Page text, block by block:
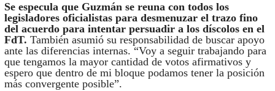
Se especula que Guzmán se reuna con todos los
legisladores oficialistas para desmenuzar el trazo fino
del acuerdo para intentar persuadir a los díscolos en el
FdT. También asumió su responsabilidad de buscar apoyo
ante las diferencias internas. “Voy a seguir trabajando para
que tengamos la mayor cantidad de votos afirmativos y
espero que dentro de mi bloque podamos tener la posición
más convergente posible”.